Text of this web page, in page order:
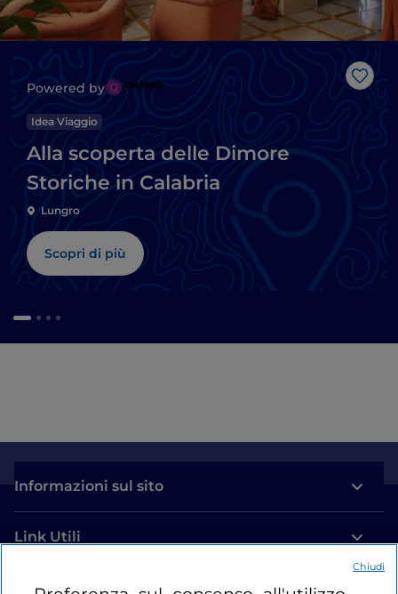
Like
Powered by
Idea Viaggio
Alla scoperta delle Dimore
Storiche in Calabria
Lungro
Scopri di più
Informazioni sul sito
Link Utili
Login
Chiudi